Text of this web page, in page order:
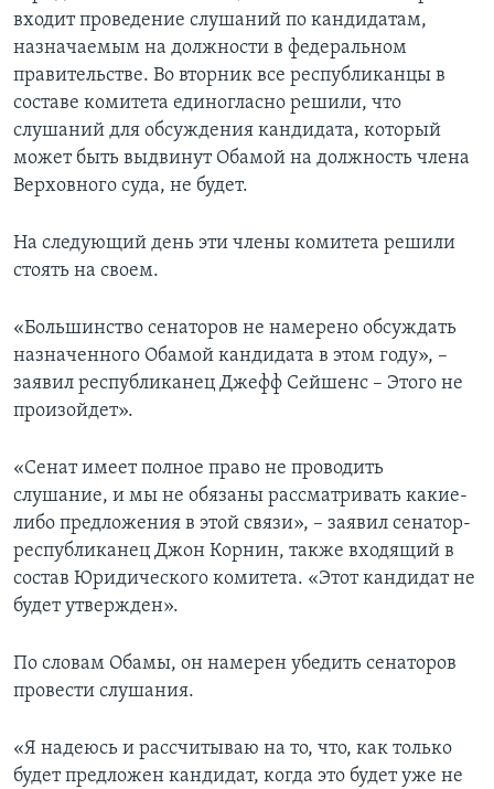
входит проведение слушаний по кандидатам,
назначаемым на должности в федеральном
правительстве. Во вторник все республиканцы в
составе комитета единогласно решили, что
слушаний для обсуждения кандидата, который
может быть выдвинут Обамой на должность члена
Верховного суда, не будет.
На следующий день эти члены комитета решили
стоять на своем.
«Большинство сенаторов не намерено обсуждать
назначенного Обамой кандидата в этом году», –
заявил республиканец Джефф Сейшенс – Этого не
произойдет».
«Сенат имеет полное право не проводить
слушание, и мы не обязаны рассматривать какие-
либо предложения в этой связи», – заявил сенатор-
республиканец Джон Корнин, также входящий в
состав Юридического комитета. «Этот кандидат не
будет утвержден».
По словам Обамы, он намерен убедить сенаторов
провести слушания.
«Я надеюсь и рассчитываю на то, что, как только
будет предложен кандидат, когда это будет уже не